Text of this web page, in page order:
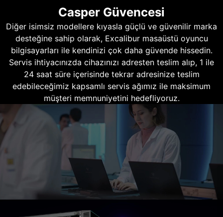
Casper Güvencesi
Diğer isimsiz modellere kıyasla güçlü ve güvenilir marka
desteğine sahip olarak, Excalibur masaüstü oyuncu
bilgisayarları ile kendinizi çok daha güvende hissedin.
Servis ihtiyacınızda cihazınızı adresten teslim alıp, 1 ile
24 saat süre içerisinde tekrar adresinize teslim
edebileceğimiz kapsamlı servis ağımız ile maksimum
müşteri memnuniyetini hedefliyoruz.